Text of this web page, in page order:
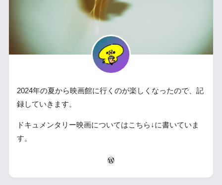
2024年の夏から映画館に行くのが楽しくなったので、記
録していきます。
ドキュメンタリー映画についてはこちら↓に書いていま
す。